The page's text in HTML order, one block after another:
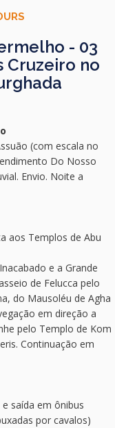
- 03
Cruzeiro no
(com escala no
Do Nosso
Envio. Noite a
aos Templos de Abu
e a Grande
de Felucca pelo
do Mausoléu de Agha
em direção a
pelo Templo de Kom
Continuação em
saída em ônibus
por cavalos)